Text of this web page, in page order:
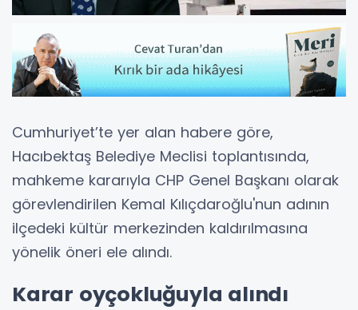
Cumhuriyet’te yer alan habere göre,
Hacıbektaş Belediye Meclisi toplantısında,
mahkeme kararıyla CHP Genel Başkanı olarak
görevlendirilen Kemal Kılıçdaroğlu'nun adının
ilçedeki kültür merkezinden kaldırılmasına
yönelik öneri ele alındı.
Karar oyçokluğuyla alındı